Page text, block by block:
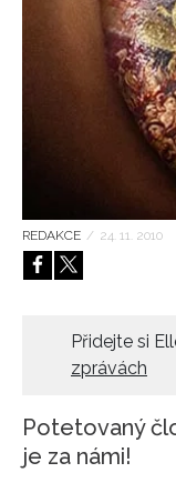
REDAKCE / 24. 11. 2010
Přidejte si
zprávách
Potetovaný
je za námi!